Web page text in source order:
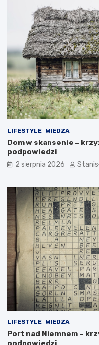
LIFESTYLE WIEDZA
Dom w skansenie –
podpowiedzi
2 sierpnia 2026
LIFESTYLE WIEDZA
Port nad Niemnem –
podpowiedzi